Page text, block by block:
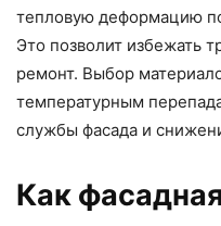
тепловую деформацию
Это позволит избежать
ремонт. Выбор
температурным
службы фасада и
Как